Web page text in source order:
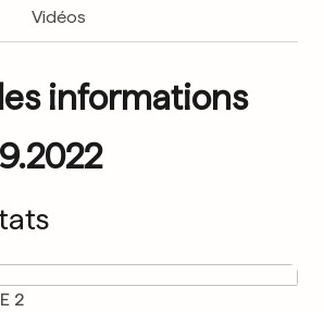
Vidéos
informations
2